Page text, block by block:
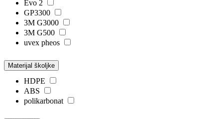
Evo 2
GP3300
3M G3000
3M G500
uvex pheos
Materijal školjke
HDPE
ABS
polikarbonat